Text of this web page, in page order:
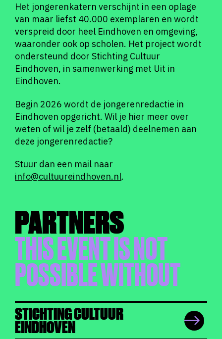
Het jongerenkatern verschijnt in een oplage
van maar liefst 40.000 exemplaren en wordt
verspreid door heel Eindhoven en omgeving,
waaronder ook op scholen. Het project wordt
ondersteund door Stichting Cultuur
Eindhoven, in samenwerking met Uit in
Eindhoven.
Begin 2026 wordt de jongerenredactie in
Eindhoven opgericht. Wil je hier meer over
weten of wil je zelf (betaald) deelnemen aan
deze jongerenredactie?
Stuur dan een mail naar
info@cultuureindhoven.nl.
PARTNERS
THIS EVENT IS NOT
POSSIBLE WITHOUT
STICHTING CULTUUR
EINDHOVEN